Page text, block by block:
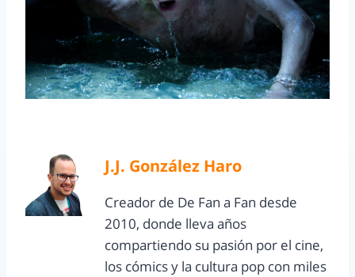
J.J. González Haro
Creador de De Fan a Fan desde
2010, donde lleva años
compartiendo su pasión por el cine,
los cómics y la cultura pop con miles